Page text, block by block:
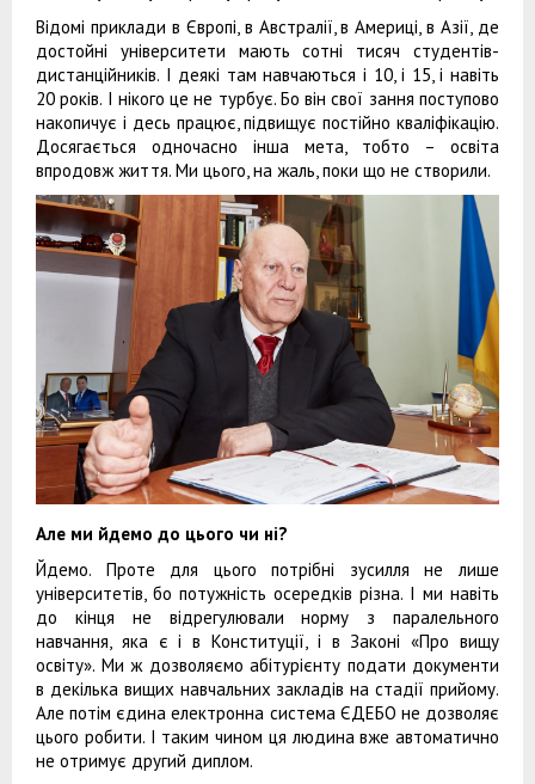
Відомі приклади в Європі, в Австралії, в Америці, в Азії, де
достойні університети мають сотні тисяч студентів-
дистанційників. І деякі там навчаються і 10, і 15, і навіть
20 років. І нікого це не турбує. Бо він свої зання поступово
накопичує і десь працює, підвищує постійно кваліфікацію.
Досягається одночасно інша мета, тобто – освіта
впродовж життя. Ми цього, на жаль, поки що не створили.
Але ми йдемо до цього чи ні?
Йдемо. Проте для цього потрібні зусилля не лише
університетів, бо потужність осередків різна. І ми навіть
до кінця не відрегулювали норму з паралельного
навчання, яка є і в Конституції, і в Законі «Про вищу
освіту». Ми ж дозволяємо абітурієнту подати документи
в декілька вищих навчальних закладів на стадії прийому.
Але потім єдина електронна система ЄДЕБО не дозволяє
цього робити. І таким чином ця людина вже автоматично
не отримує другий диплом.